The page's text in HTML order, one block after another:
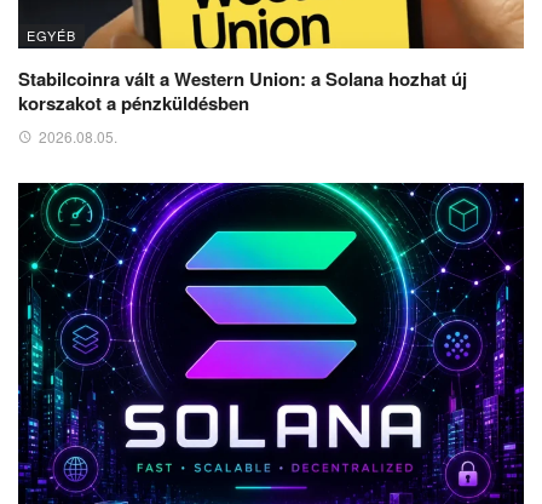
EGYÉB
Stabilcoinra vált a Western Union: a Solana hozhat új
korszakot a pénzküldésben
2026.08.05.